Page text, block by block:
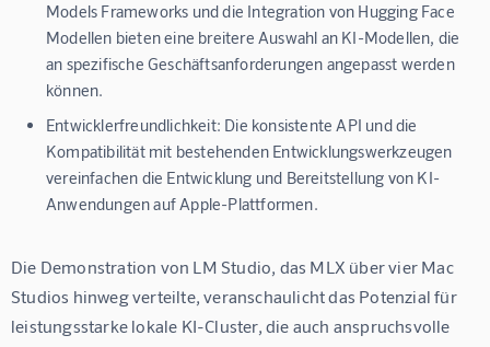
Models Frameworks und die Integration von Hugging Face
Modellen bieten eine breitere Auswahl an KI-Modellen, die
an spezifische Geschäftsanforderungen angepasst werden
können.
Entwicklerfreundlichkeit: Die konsistente API und die
Kompatibilität mit bestehenden Entwicklungswerkzeugen
vereinfachen die Entwicklung und Bereitstellung von KI-
Anwendungen auf Apple-Plattformen.
Die Demonstration von LM Studio, das MLX über vier Mac
Studios hinweg verteilte, veranschaulicht das Potenzial für
leistungsstarke lokale KI-Cluster, die auch anspruchsvolle